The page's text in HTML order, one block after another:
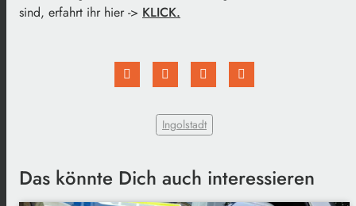
sind, erfahrt ihr hier -> KLICK.
Ingolstadt
Das könnte Dich auch interessieren